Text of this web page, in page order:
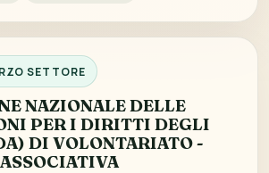
SETTORE
NAZIONALE DELLE
PER I DIRITTI DEGLI
DI VOLONTARIATO -